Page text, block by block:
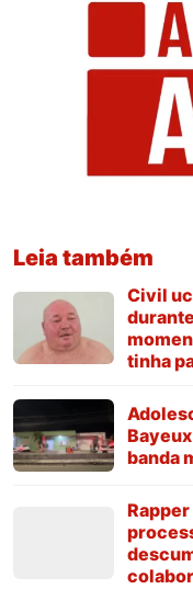
Leia também
Civil
tinha
banda
Rapper